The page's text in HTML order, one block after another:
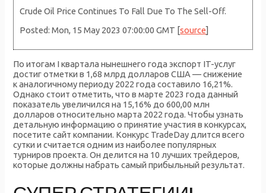
Crude Oil Price Continues To Fall Due To The Sell-Off.
Posted: Mon, 15 May 2023 07:00:00 GMT [source]
По итогам I квартала нынешнего года экспорт IT-услуг
достиг отметки в 1,68 млрд долларов США — снижение
к аналогичному периоду 2022 года составило 16,21%.
Однако стоит отметить, что в марте 2023 года данный
показатель увеличился на 15,16% до 600,00 млн
долларов относительно марта 2022 года. Чтобы узнать
детальную информацию о принятие участия в конкурсах,
посетите сайт компании. Конкурс TradeDay длится всего
сутки и считается одним из наиболее популярных
турниров проекта. Он делится на 10 лучших трейдеров,
которые должны набрать самый прибыльный результат.